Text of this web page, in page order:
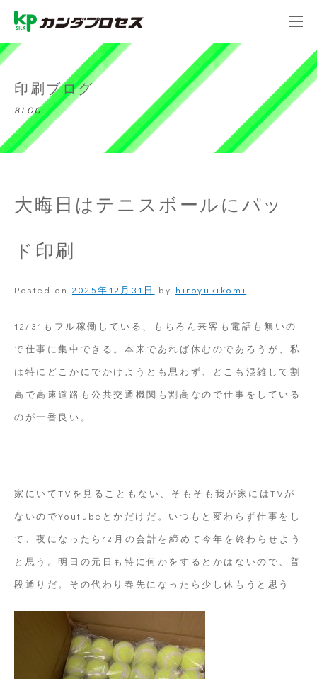
印刷ブログ
BLOG
大晦日はテニスボールにパッ
ド印刷
Posted on 2025年12月31日 by hiroyukikomi
12/31もフル稼働している、もちろん来客も電話も無いの
で仕事に集中できる。本来であれば休むのであろうが、私
は特にどこかにでかけようとも思わず、どこも混雑して割
高で高速道路も公共交通機関も割高なので仕事をしている
のが一番良い。
家にいてTVを見ることもない、そもそも我が家にはTVが
ないのでYoutubeとかだけだ。いつもと変わらず仕事をし
て、夜になったら12月の会計を締めて今年を終わらせよう
と思う。明日の元日も特に何かをするとかはないので、普
段通りだ。その代わり春先になったら少し休もうと思う